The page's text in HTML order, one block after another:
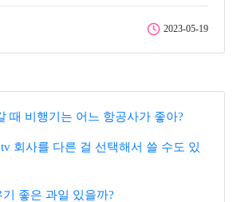
2023-05-19
때 비행기는 어느 항공사가 좋아?
회사를 다른 걸 선택해서 쓸 수도 있
좋은 과일 있을까?